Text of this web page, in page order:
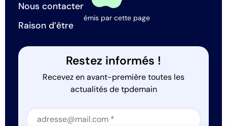
Nous contacter
Raison d’être
émis par cette page
Restez informés !
Recevez en avant-première toutes les
actualités de tpdemain
Section